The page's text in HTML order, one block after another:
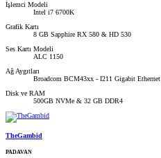
İşlemci Modeli
Intel i7 6700K
Grafik Kartı
8 GB Sapphire RX 580 & HD 530
Ses Kartı Modeli
ALC 1150
Ağ Aygıtları
Broadcom BCM43xx - I211 Gigabit Ethernet
Disk ve RAM
500GB NVMe & 32 GB DDR4
TheGambid
PADAVAN